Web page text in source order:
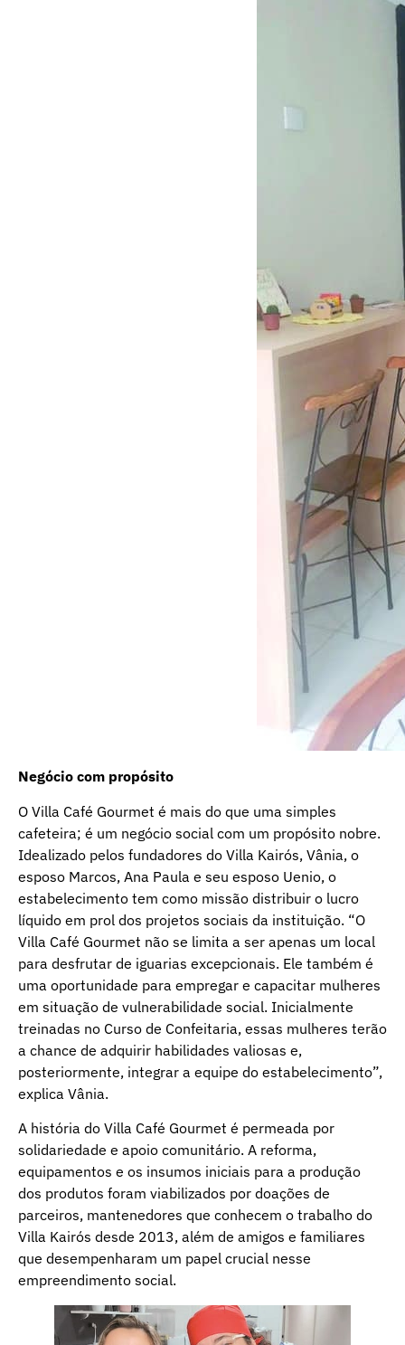
Negócio com propósito
O Villa Café Gourmet é mais do que uma simples
cafeteira; é um negócio social com um propósito nobre.
Idealizado pelos fundadores do Villa Kairós, Vânia, o
esposo Marcos, Ana Paula e seu esposo Uenio, o
estabelecimento tem como missão distribuir o lucro
líquido em prol dos projetos sociais da instituição. “O
Villa Café Gourmet não se limita a ser apenas um local
para desfrutar de iguarias excepcionais. Ele também é
uma oportunidade para empregar e capacitar mulheres
em situação de vulnerabilidade social. Inicialmente
treinadas no Curso de Confeitaria, essas mulheres terão
a chance de adquirir habilidades valiosas e,
posteriormente, integrar a equipe do estabelecimento”,
explica Vânia.
A história do Villa Café Gourmet é permeada por
solidariedade e apoio comunitário. A reforma,
equipamentos e os insumos iniciais para a produção
dos produtos foram viabilizados por doações de
parceiros, mantenedores que conhecem o trabalho do
Villa Kairós desde 2013, além de amigos e familiares
que desempenharam um papel crucial nesse
empreendimento social.